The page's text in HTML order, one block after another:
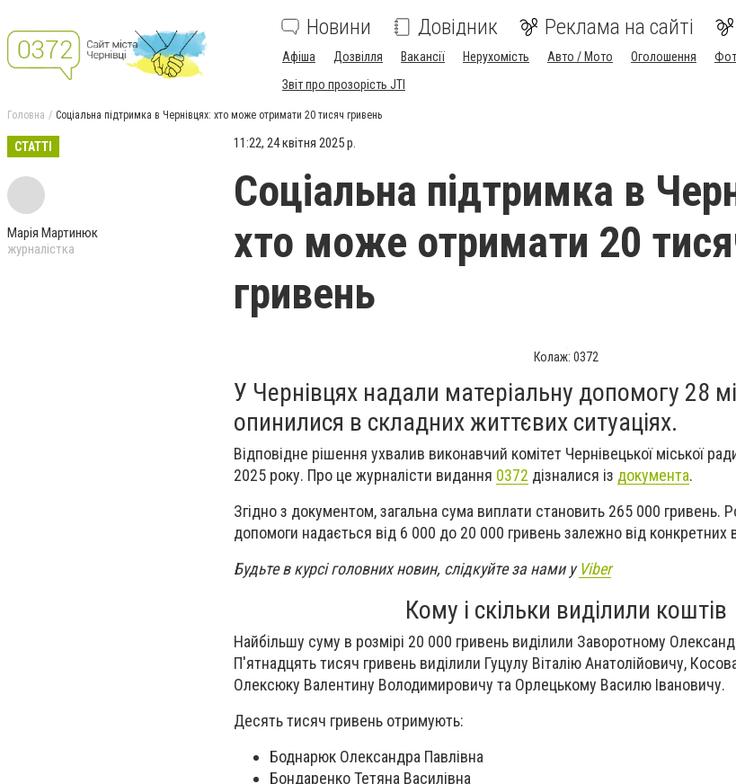
Новини Довідник Реклама на сайті
Афіша Дозвілля Вакансії Нерухомість Авто / Мото Оголошення
Звіт про прозорість JTI
Головна Соціальна підтримка в Чернівцях: хто може отримати 20 тисяч гривень
СТАТТІ
Марія Мартинюк
журналістка
11:22, 24 квітня 2025 р.
Соціальна підтримка в
хто може отримати 20
гривень
Колаж: 0372
У Чернівцях надали матеріальну допомогу 28
опинилися в складних життєвих ситуаціях.
Відповідне рішення ухвалив виконавчий комітет Чернівецької міської
2025 року. Про це журналісти видання 0372 дізналися із документа.
Згідно з документом, загальна сума виплати становить 265 000 гривень.
допомоги надається від 6 000 до 20 000 гривень залежно від конкретних
Будьте в курсі головних новин, слідкуйте за нами уViber
Кому і скільки виділили коштів
Найбільшу суму в розмірі 20 000 гривень виділили Заворотному
П'ятнадцять тисяч гривень виділили Гуцулу Віталію Анатолійовичу,
Олексюку Валентину Володимировичу та Орлецькому Василю Івановичу.
Десять тисяч гривень отримують:
Боднарюк Олександра Павлівна
Бондаренко Тетяна Василівна